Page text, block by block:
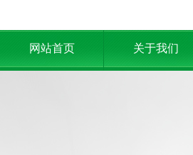
网站首页 关于我们